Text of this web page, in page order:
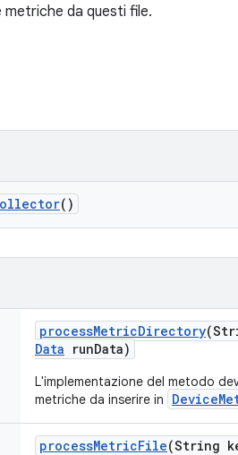
da questi file.
()
processMetricDirectory
Data runData)
L'implementazione del metodo
metriche da inserire in
processMetricFile(String